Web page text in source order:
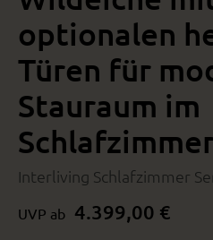
optionalen
Türen für
Stauraum im
Interliving Schlafzimmer
UVP ab 4.399,00 €